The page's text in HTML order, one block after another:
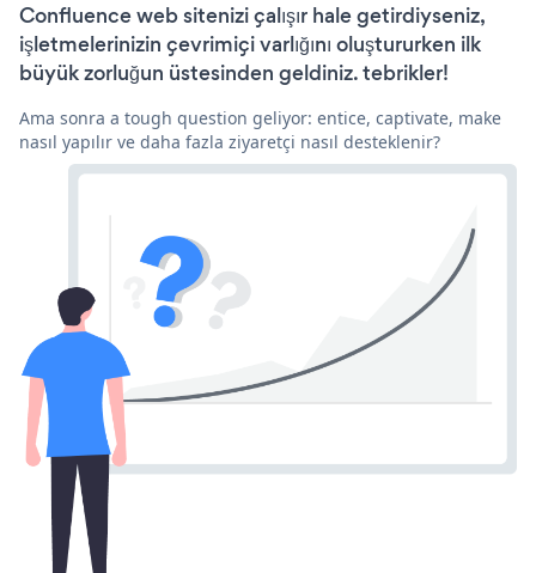
Confluence web sitenizi çalışır hale getirdiyseniz,
işletmelerinizin çevrimiçi varlığını oluştururken ilk
büyük zorluğun üstesinden geldiniz. tebrikler!
Ama sonra a tough question geliyor: entice, captivate, make
nasıl yapılır ve daha fazla ziyaretçi nasıl desteklenir?